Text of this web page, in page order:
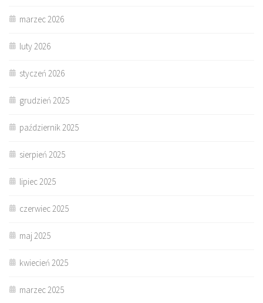
marzec 2026
luty 2026
styczeń 2026
grudzień 2025
październik 2025
sierpień 2025
lipiec 2025
czerwiec 2025
maj 2025
kwiecień 2025
marzec 2025